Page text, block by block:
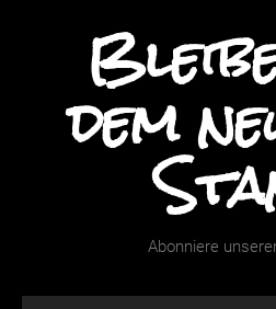
dem
Abonniere